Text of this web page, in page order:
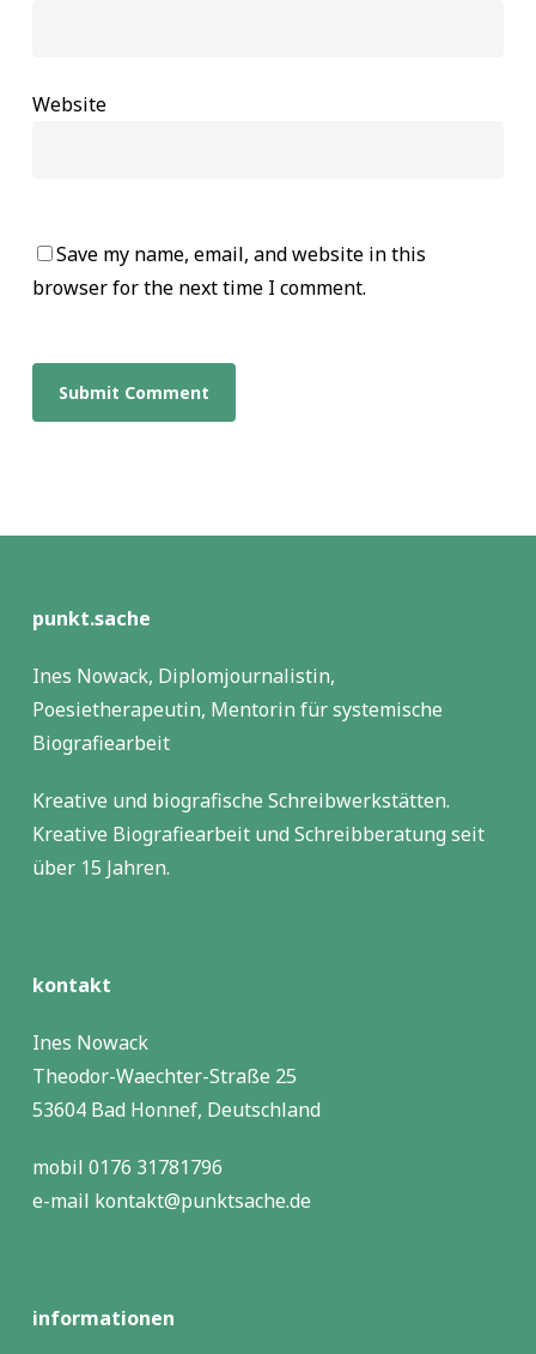
Website
Save my name, email, and website in this
browser for the next time I comment.
punkt.sache
Ines Nowack, Diplomjournalistin,
Poesietherapeutin, Mentorin für systemische
Biografiearbeit
Kreative und biografische Schreibwerkstätten.
Kreative Biografiearbeit und Schreibberatung seit
über 15 Jahren.
kontakt
Ines Nowack
Theodor-Waechter-Straße 25
53604 Bad Honnef, Deutschland
mobil 0176 31781796
e-mail kontakt@punktsache.de
informationen